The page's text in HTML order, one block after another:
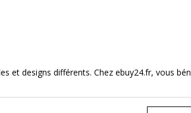
et designs différents. Chez ebuy24.fr, vous